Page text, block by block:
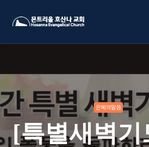
은혜의말씀
[특별새벽기